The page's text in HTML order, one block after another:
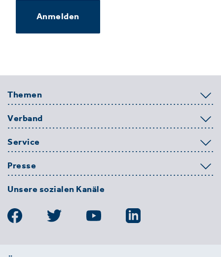
Anmelden
Themen
Verband
Service
Presse
Unsere sozialen Kanäle